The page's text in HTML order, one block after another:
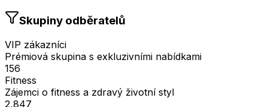
Skupiny odběratelů
VIP zákazníci
Prémiová skupina s exkluzivními nabídkami
156
Fitness
Zájemci o fitness a zdravý životní styl
2,847